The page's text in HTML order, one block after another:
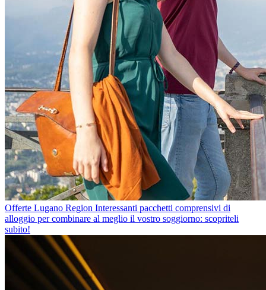
Offerte Lugano Region Interessanti pacchetti comprensivi di
alloggio per combinare al meglio il vostro soggiorno: scopriteli
subito!